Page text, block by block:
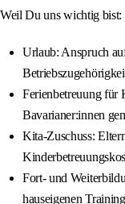
Weil Du uns wichtig bist:
Urlaub: Anspruch
Ferienbetreuung für
Bavarianer:innen
Kita-Zuschuss:
Fort- und
hauseigenen